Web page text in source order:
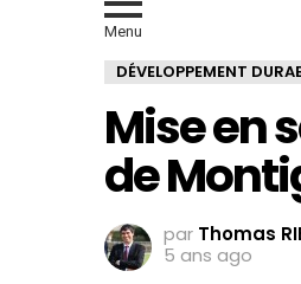
Menu
DÉVELOPPEMENT
Mise en
de
par Thomas
5 ans ago